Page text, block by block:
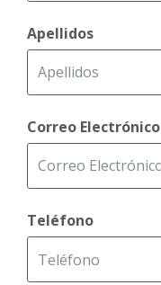
Apellidos
Correo Electrónico
Teléfono